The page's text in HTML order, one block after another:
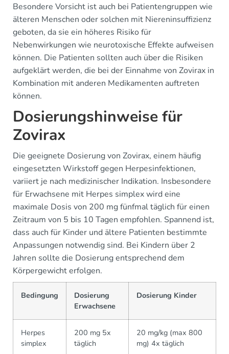
Besondere Vorsicht ist auch bei Patientengruppen wie
älteren Menschen oder solchen mit Niereninsuffizienz
geboten, da sie ein höheres Risiko für
Nebenwirkungen wie neurotoxische Effekte aufweisen
können. Die Patienten sollten auch über die Risiken
aufgeklärt werden, die bei der Einnahme von Zovirax in
Kombination mit anderen Medikamenten auftreten
können.
Dosierungshinweise für
Zovirax
Die geeignete Dosierung von Zovirax, einem häufig
eingesetzten Wirkstoff gegen Herpesinfektionen,
variiert je nach medizinischer Indikation. Insbesondere
für Erwachsene mit Herpes simplex wird eine
maximale Dosis von 200 mg fünfmal täglich für einen
Zeitraum von 5 bis 10 Tagen empfohlen. Spannend ist,
dass auch für Kinder und ältere Patienten bestimmte
Anpassungen notwendig sind. Bei Kindern über 2
Jahren sollte die Dosierung entsprechend dem
Körpergewicht erfolgen.
Bedingung
Dosierung
Erwachsene
Dosierung Kinder
Herpes
simplex
200 mg 5x
täglich
20 mg/kg (max 800
mg) 4x täglich